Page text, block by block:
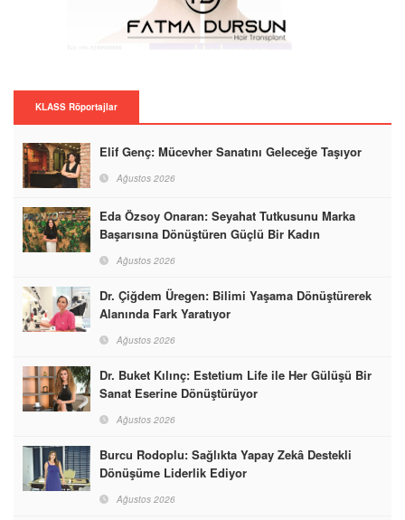
KLASS Röportajlar
Elif Genç: Mücevher Sanatını Geleceğe Taşıyor
Ağustos 2026
Eda Özsoy Onaran: Seyahat Tutkusunu Marka
Başarısına Dönüştüren Güçlü Bir Kadın
Ağustos 2026
Dr. Çiğdem Üregen: Bilimi Yaşama Dönüştürerek
Alanında Fark Yaratıyor
Ağustos 2026
Dr. Buket Kılınç: Estetium Life ile Her Gülüşü Bir
Sanat Eserine Dönüştürüyor
Ağustos 2026
Burcu Rodoplu: Sağlıkta Yapay Zekâ Destekli
Dönüşüme Liderlik Ediyor
Ağustos 2026